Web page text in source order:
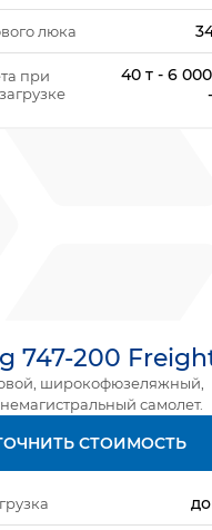
люка
при
40 т - 6
747-200
широкофюзеляжный,
самолет.
СТОИМОСТЬ